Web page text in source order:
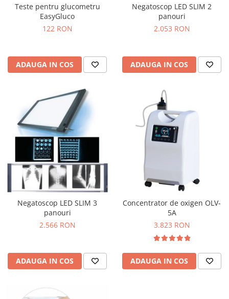
Teste pentru glucometru
EasyGluco
122 RON
ADAUGA IN COS
Negatoscop LED SLIM 2
panouri
2.053 RON
ADAUGA IN COS
Negatoscop LED SLIM 3
panouri
2.566 RON
ADAUGA IN COS
Concentrator de oxigen OLV-
5A
3.823 RON
ADAUGA IN COS